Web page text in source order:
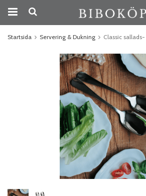
Startsida Servering & Dukning Classic